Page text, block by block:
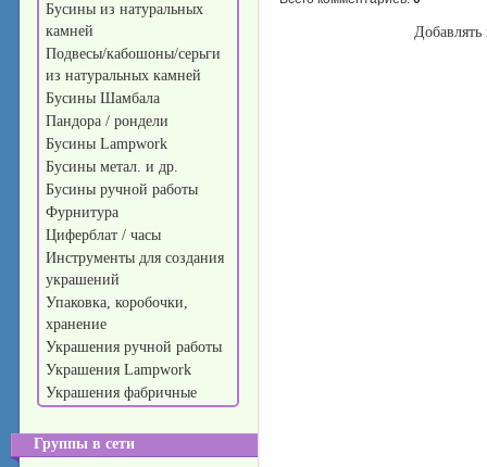
Бусины из натуральных
камней
Подвесы/кабошоны/серьги
из натуральных камней
Бусины Шамбала
Пандора / рондели
Бусины Lampwork
Бусины метал. и др.
Бусины ручной работы
Фурнитура
Циферблат / часы
Инструменты для создания
украшений
Упаковка, коробочки,
хранение
Украшения ручной работы
Украшения Lampwork
Украшения фабричные
Группы в сети
Добавлять